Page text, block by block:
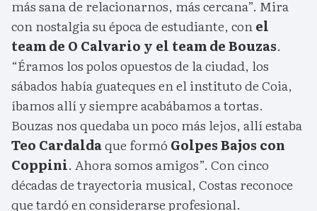
más sana de relacionarnos, más cercana”. Mira
con nostalgia su época de estudiante, conel
team de O Calvario y el team de Bouzas.
“Éramos los polos opuestos de la ciudad, los
sábados había guateques en el instituto de Coia,
íbamos allí y siempre acabábamos a tortas.
Bouzas nos quedaba un poco más lejos, allí estaba
Teo Cardaldaque formó Golpes Bajos con
Coppini. Ahora somos amigos”. Con cinco
décadas de trayectoria musical, Costas reconoce
que tardó en considerarse profesional.